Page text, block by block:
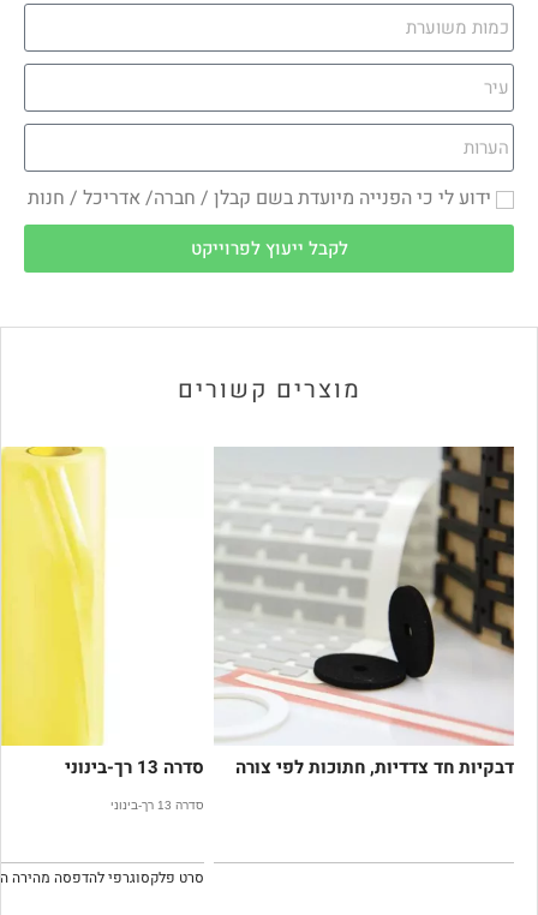
ידוע לי כי הפנייה מיועדת בשם קבלן / חברה/ אדריכל / חנות
לקבל ייעוץ לפרוייקט
מוצרים קשורים
דבקיות חד צדדיות, חתוכות לפי צורה סדרה 13 רך-בינוני
סדרה 13 רך-בינוני